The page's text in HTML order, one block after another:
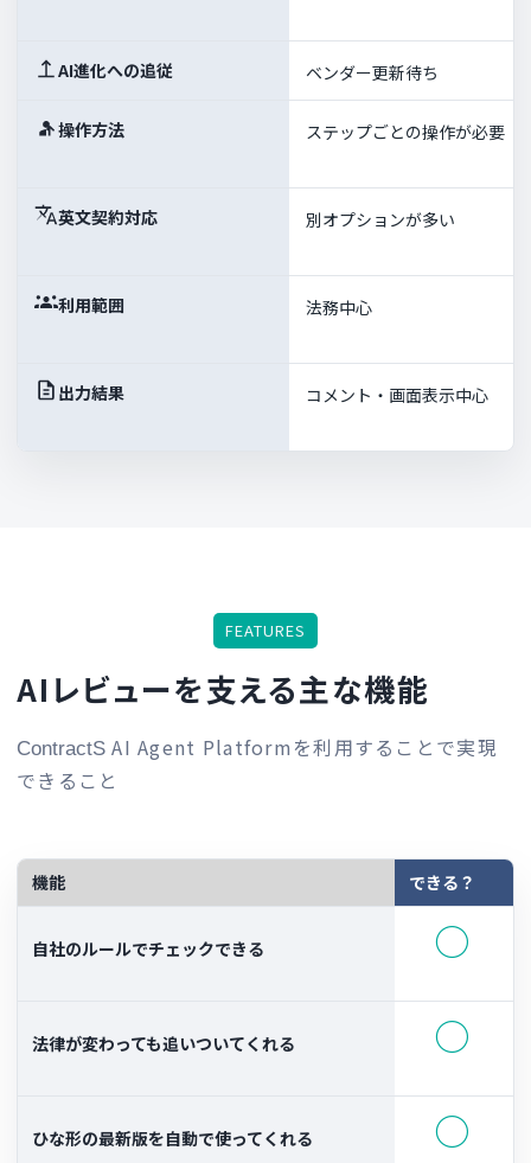
AI進化への追従 ベンダー更新待ち
操作方法 ステップごとの操作が必要
英文契約対応 別オプションが多い
利用範囲 法務中心
出力結果 コメント・画面表示中心
FEATURES
AIレビューを支える主な機能
ContractS AI Agent Platformを利用することで実現
できること
機能 できる？
自社のルールでチェックできる ○
法律が変わっても追いついてくれる ○
ひな形の最新版を自動で使ってくれる ○